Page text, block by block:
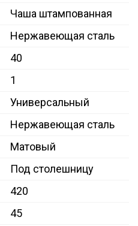
Чаша штампованная
Нержавеющая сталь
40
1
Универсальный
Нержавеющая сталь
Матовый
Под столешницу
420
45